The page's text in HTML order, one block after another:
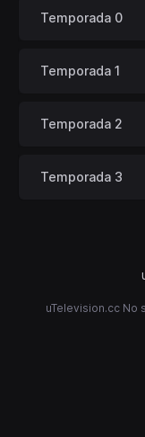
Temporada 0
Temporada 1
Temporada 2
Temporada 3
uTelevision.cc No